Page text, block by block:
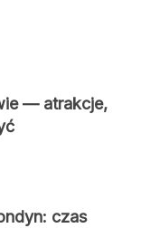
— atrakcje,
czas